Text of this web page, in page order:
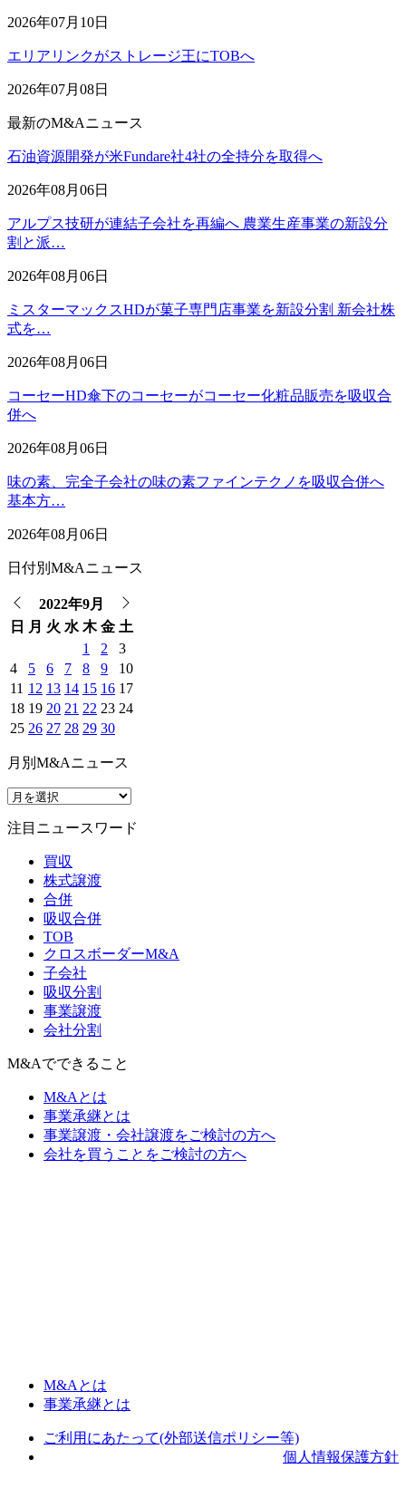
2026年07月10日
エリアリンクがストレージ王にTOBへ
2026年07月08日
最新のM&Aニュース
石油資源開発が米Fundare社4社の全持分を取得へ
2026年08月06日
アルプス技研が連結子会社を再編へ 農業生産事業の新設分
割と派…
2026年08月06日
ミスターマックスHDが菓子専門店事業を新設分割 新会社株
式を…
2026年08月06日
コーセーHD傘下のコーセーがコーセー化粧品販売を吸収合
併へ
2026年08月06日
味の素、完全子会社の味の素ファインテクノを吸収合併へ
基本方…
2026年08月06日
日付別M&Aニュース
2022年9月
日
月 火 水 木 金 土
1
2
3
4
5 6 7 8 9
10
11 12 13 14 15 16 17
18 19 20 21 22 23 24
25 26 27 28 29 30
月別M&Aニュース
注目ニュースワード
買収
株式譲渡
合併
吸収合併
TOB
クロスボーダーM&A
子会社
吸収分割
事業譲渡
会社分割
M&Aでできること
M&Aとは
事業承継とは
事業譲渡・会社譲渡をご検討の方へ
会社を買うことをご検討の方へ
M&Aとは
事業承継とは
ご利用にあたって(外部送信ポリシー等)
個人情報保護方針